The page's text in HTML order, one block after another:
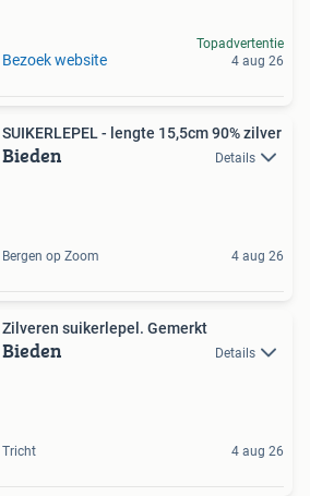
Bezoek website
Topadvertentie
4 aug 26
SUIKERLEPEL - lengte 15,5cm 90% zilver
Bieden Details
Bergen op Zoom 4 aug 26
Zilveren suikerlepel. Gemerkt
Bieden Details
Tricht 4 aug 26